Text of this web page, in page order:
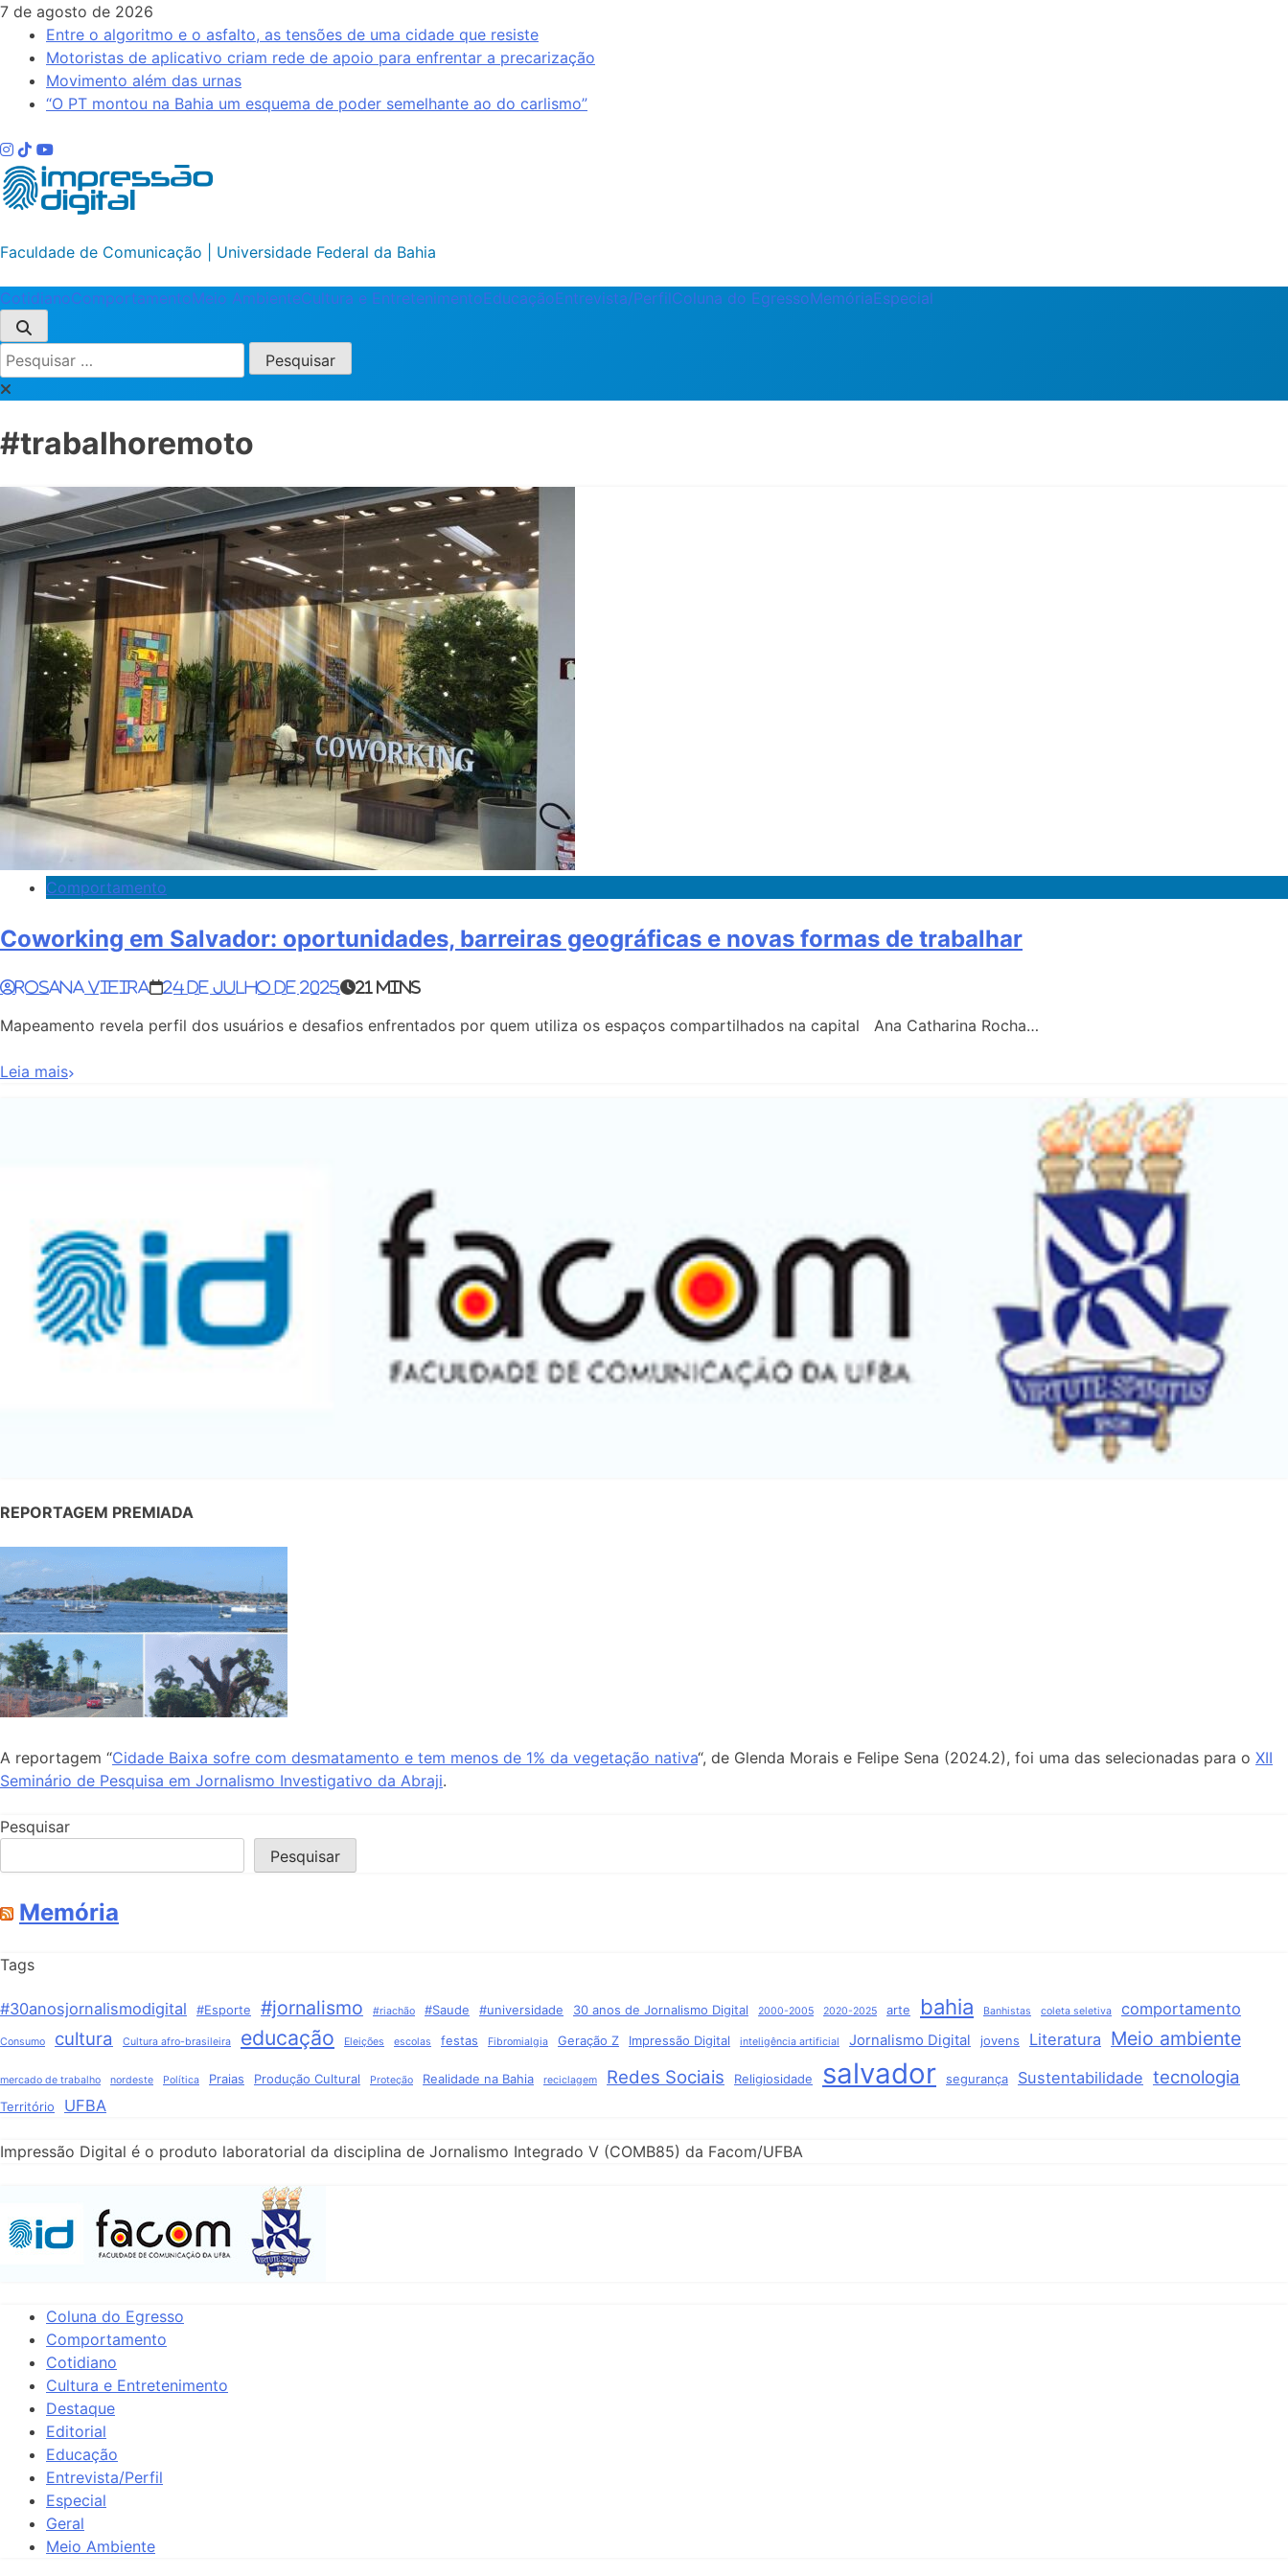
Skip
content
7 de agosto de 2026
Entre o algoritmo e o asfalto, as tensões de uma cidade que resiste
Motoristas de aplicativo criam rede de apoio para enfrentar a precarização
Movimento além das urnas
“O PT montou na Bahia um esquema de poder semelhante ao do carlismo”
Impressão Digital
Faculdade de Comunicação | Universidade Federal da Bahia
CotidianoComportamentoMeio AmbienteCultura e EntretenimentoEducaçãoEntrevista/PerfilColuna do EgressoMemóriaEspecial
Pesquisar
por:
#trabalhoremoto
Comportamento
Coworking em Salvador: oportunidades, barreiras geográficas e novas formas de trabalhar
Rosana Vieira 24 de julho de 2025 21 mins
Mapeamento revela perfil dos usuários e desafios enfrentados por quem utiliza os espaços compartilhados na capital Ana Catharina Rocha…
Leia mais
REPORTAGEM PREMIADA
A reportagem “Cidade Baixa sofre com desmatamento e tem menos de 1% da vegetação nativa“, de Glenda Morais e Felipe Sena (2024.2), foi uma das selecionadas para o XII
Seminário de Pesquisa em Jornalismo Investigativo da Abraji.
Pesquisar
Pesquisar
Memória
Tags
#30anosjornalismodigital #Esporte #jornalismo #riachão #Saude #universidade 30 anos de Jornalismo Digital 2000-2005 2020-2025 arte bahia Banhistas coleta seletiva comportamento
Consumo cultura Cultura afro-brasileira educação Eleições escolas festas Fibromialgia Geração Z Impressão Digital inteligência artificial Jornalismo Digital jovens Literatura Meio ambiente
mercado de trabalho nordeste Política Praias Produção Cultural Proteção Realidade na Bahia reciclagem Redes Sociais Religiosidade salvador segurança Sustentabilidade tecnologia
Território UFBA
Impressão Digital é o produto laboratorial da disciplina de Jornalismo Integrado V (COMB85) da Facom/UFBA
Coluna do Egresso
Comportamento
Cotidiano
Cultura e Entretenimento
Destaque
Editorial
Educação
Entrevista/Perfil
Especial
Geral
Meio Ambiente